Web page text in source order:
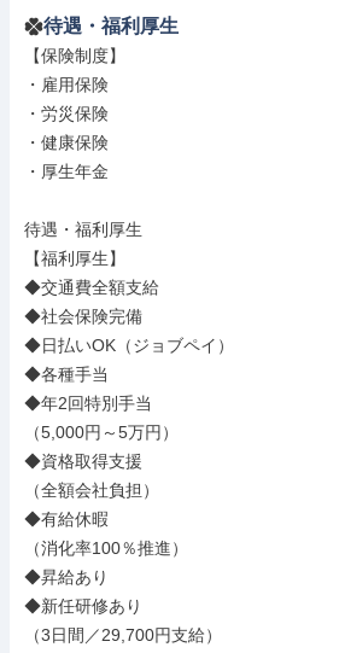
待遇・福利厚生
【保険制度】
・雇用保険
・労災保険
・健康保険
・厚生年金
待遇・福利厚生
【福利厚生】
◆交通費全額支給
◆社会保険完備
◆日払いOK（ジョブペイ）
◆各種手当
◆年2回特別手当
（5,000円～5万円）
◆資格取得支援
（全額会社負担）
◆有給休暇
（消化率100％推進）
◆昇給あり
◆新任研修あり
（3日間／29,700円支給）